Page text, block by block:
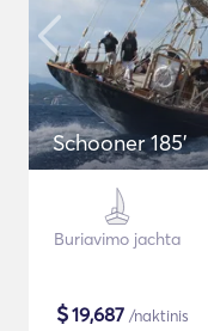
Schooner 185'
Buriavimo jachta
$19,687 /naktinis